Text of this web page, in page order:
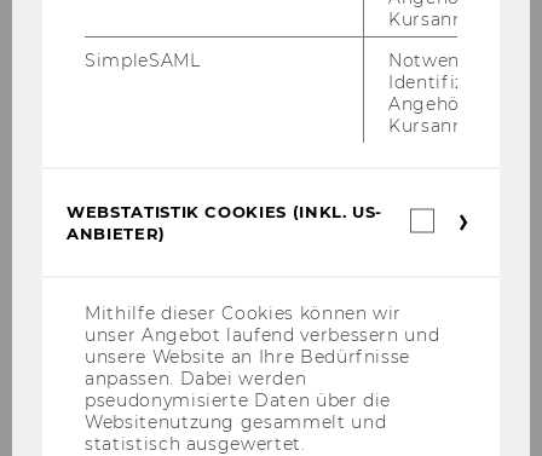
mit Ran­kings wie FT und Mul­ti­Rank fun­giert
das IHM in die­sem Be­reich als kom­pe­ten­te
Part­ne­rin.
ERFAHREN SIE MEHR!
Team
Willkommen am Institut für
Hochschulmanagement
Kursanmeldung.
SimpleSAML
Notwendig zur
Identifizierung
Angehörige/r für
Kursanmeldung.
WEBSTATISTIK COOKIES (INKL. US-
ANBIETER)
Mithilfe dieser Cookies können wir
unser Angebot laufend verbessern und
unsere Website an Ihre Bedürfnisse
anpassen. Dabei werden
pseudonymisierte Daten über die
Websitenutzung gesammelt und
statistisch ausgewertet.